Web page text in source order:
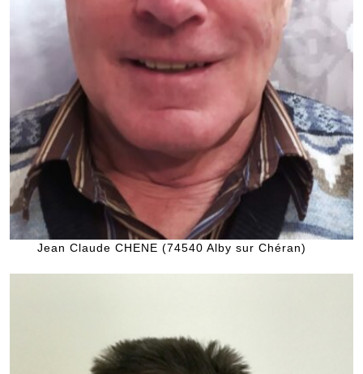
Jean Claude CHENE (74540 Alby sur Chéran)